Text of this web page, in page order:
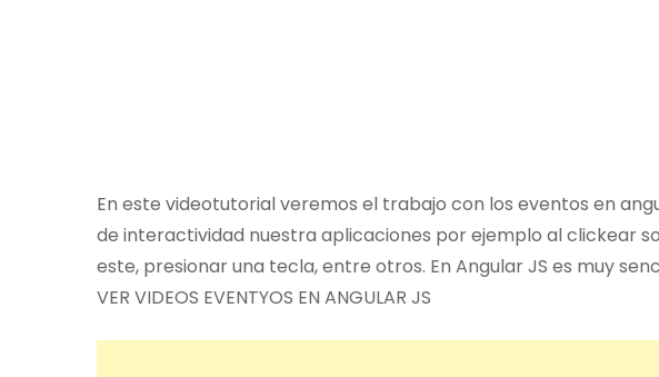
En este videotutorial veremos el trabajo con los eventos en
de interactividad nuestra aplicaciones por ejemplo al clickear
este, presionar una tecla, entre otros. En Angular JS es muy
VER VIDEOS EVENTYOS EN ANGULAR JS